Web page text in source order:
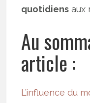
quotidiens aux
Au
article :
L’influence du